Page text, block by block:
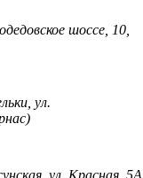
шоссе, 10,
ул.